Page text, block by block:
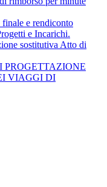
e rendiconto
e Incarichi.
sostitutiva Atto di
PROGETTAZIONE
VIAGGI DI